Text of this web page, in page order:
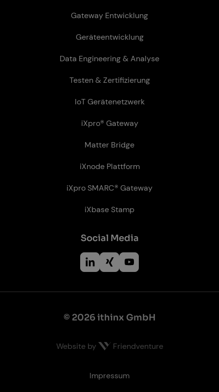
Gateway Entwicklung
Geräteentwicklung
Data Engineering & Analyse
Testen & Zertifizierung
IoT Gerätenetzwerk
iXpro® Gateway
Matter Bridge
iXnode Plattform
iXpro SMARC® Gateway
iXbase Stamp
So­ci­al Me­dia
© 2026 ithinx GmbH
Website by Friendventure
Impressum